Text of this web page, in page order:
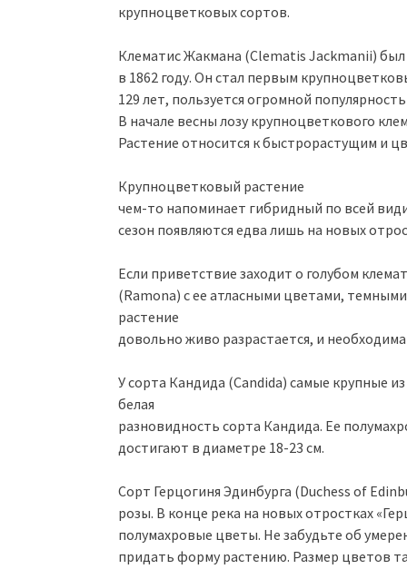
крупноцветковых сортов.
Клематис Жакмана (Clematis Jackmanii)
в 1862 году. Он стал первым
129 лет, пользуется огромной
В начале весны лозу крупноцветкового
Растение относится к быстрорастущим и
Крупноцветковый растение
чем-то напоминает гибридный по всей
сезон появляются едва лишь на новых
Если приветствие заходит о голубом
(Ramona) с ее атласными цветами,
растение
довольно живо разрастается, и
У сорта Кандида (Candida) самые крупные
белая
разновидность сорта Кандида. Ее
достигают в диаметре 18-23 см.
Сорт Герцогиня Эдинбурга (Duchess of
розы. В конце река на новых отростках
полумахровые цветы. Не забудьте об
придать форму растению. Размер цветов